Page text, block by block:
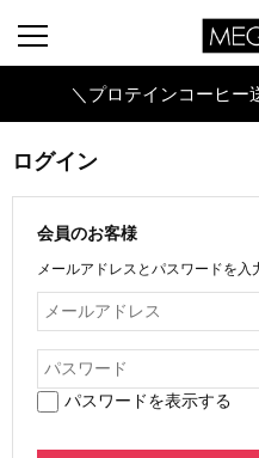
＼プロテインコーヒー
ログイン
会員のお客様
メールアドレスとパスワードを入
パスワードを表示する